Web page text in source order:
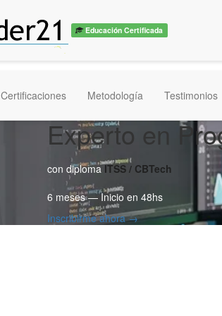
Educación Certificada
Certificaciones Metodología Testimonios
Experto en
con diplomaITSS / CBTech
6 meses — Inicio en 48hs
Inscribirme ahora →